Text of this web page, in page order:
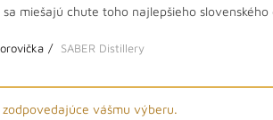
miešajú chute toho najlepšieho slovenského
SABER Distillery
vášmu výberu.